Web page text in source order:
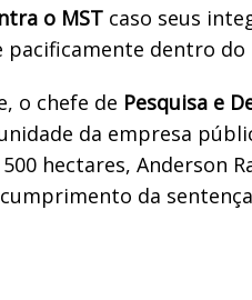
o MST caso seus
pacificamente dentro do
o chefe de Pesquisa e
da empresa
hectares, Anderson
da